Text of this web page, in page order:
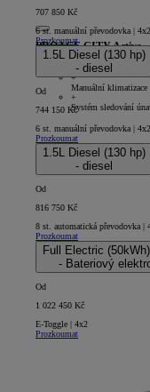
PROACE CITY Active
5D - Panel Van Short
+
Manuální klimatizace
+
Systém sledování
707 850 Kč
6 st. manuální převodovka | 4x2
Prozkoumat
1.5L Diesel (130 hp)
- diesel
Od
744 150 Kč
6 st. manuální převodovka | 4x2
Prozkoumat
1.5L Diesel (130 hp)
- diesel
Od
816 750 Kč
8 st. automatická převodovka |
Prozkoumat
Full Electric
- Bateriový
Od
1 022 450 Kč
E-Toggle | 4x2
Prozkoumat